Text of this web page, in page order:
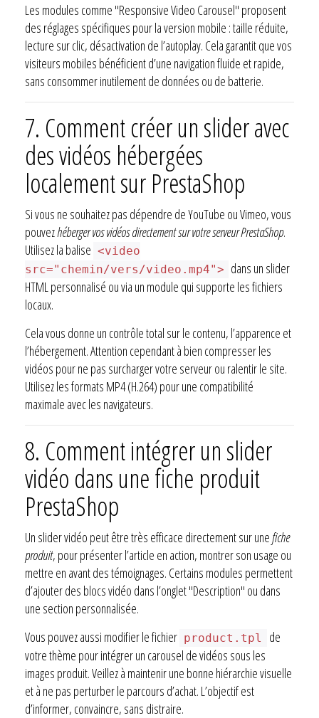
Les modules comme "Responsive Video Carousel" proposent
des réglages spécifiques pour la version mobile : taille réduite,
lecture sur clic, désactivation de l’autoplay. Cela garantit que vos
visiteurs mobiles bénéficient d’une navigation fluide et rapide,
sans consommer inutilement de données ou de batterie.
7. Comment créer un slider avec
des vidéos hébergées
localement sur PrestaShop
Si vous ne souhaitez pas dépendre de YouTube ou Vimeo, vous
pouvezhéberger vos vidéos directement sur votre serveur PrestaShop.
Utilisez la balise <video
src="chemin/vers/video.mp4"> dans un slider
HTML personnalisé ou via un module qui supporte les fichiers
locaux.
Cela vous donne un contrôle total sur le contenu, l’apparence et
l’hébergement. Attention cependant à bien compresser les
vidéos pour ne pas surcharger votre serveur ou ralentir le site.
Utilisez les formats MP4 (H.264) pour une compatibilité
maximale avec les navigateurs.
8. Comment intégrer un slider
vidéo dans une fiche produit
PrestaShop
Un slider vidéo peut être très efficace directement sur unefiche
produit, pour présenter l’article en action, montrer son usage ou
mettre en avant des témoignages. Certains modules permettent
d’ajouter des blocs vidéo dans l’onglet "Description" ou dans
une section personnalisée.
Vous pouvez aussi modifier le fichier product.tpl
de
votre thème pour intégrer un carousel de vidéos sous les
images produit. Veillez à maintenir une bonne hiérarchie visuelle
et à ne pas perturber le parcours d’achat. L’objectif est
d’informer, convaincre, sans distraire.